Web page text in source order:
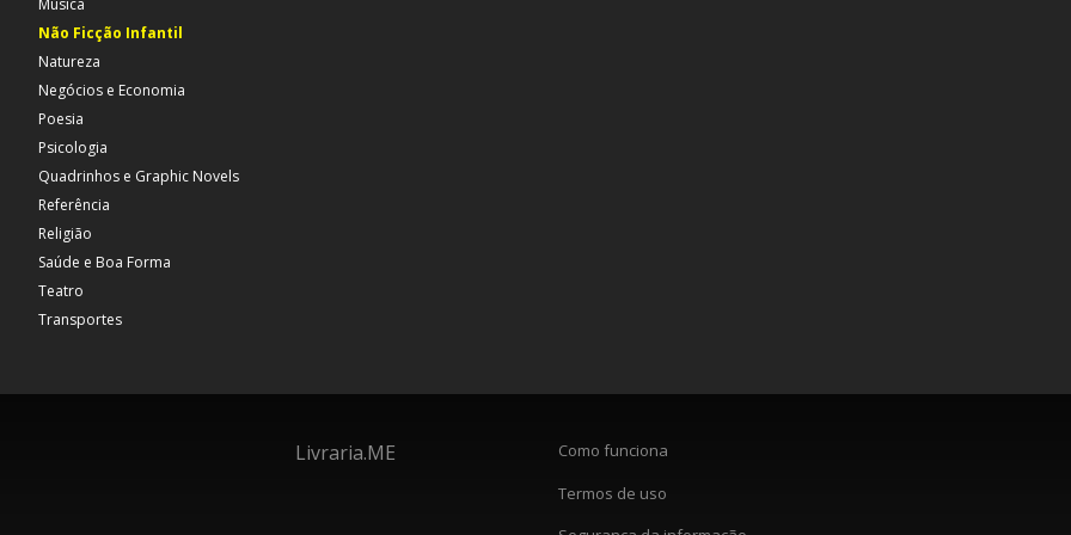
Música
Não Ficção Infantil
Natureza
Negócios e Economia
Poesia
Psicologia
Quadrinhos e Graphic Novels
Referência
Religião
Saúde e Boa Forma
Teatro
Transportes
Livraria.ME
Como funciona
Termos de uso